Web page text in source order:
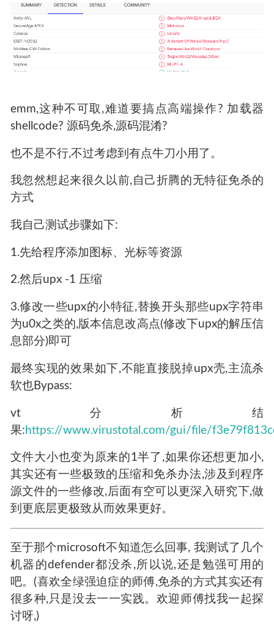
程序大小压缩了一半变为了7m,然后去检测一下,
肯定风险会变高的。
而且国内最常见的av也报毒了。
emm,这种不可取,难道要搞点高端操作? 加载器
shellcode? 源码免杀,源码混淆?
也不是不行,不过考虑到有点牛刀小用了。
我忽然想起来很久以前,自己折腾的无特征免杀的
方式
我自己测试步骤如下:
1.先给程序添加图标、光标等资源
2.然后upx -1 压缩
3.修改一些upx的小特征,替换开头那些upx字符串
为u0x之类的,版本信息改高点(修改下upx的解压信
息部分)即可
最终实现的效果如下,不能直接脱掉upx壳,主流杀
软也Bypass:
文件大小也变为原来的1半了,如果你还想更加小,
其实还有一些极致的压缩和免杀办法,涉及到程序
源文件的一些修改,后面有空可以更深入研究下,做
到更底层更极致从而效果更好。